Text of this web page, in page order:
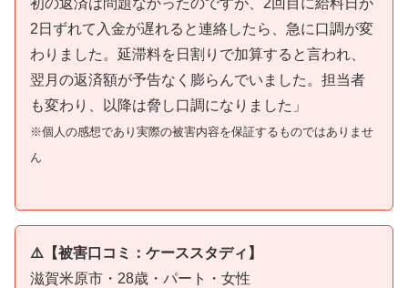
2日ずれて入金が遅れると連絡したら、急に口調が変
わりました。延滞料を日割りで加算すると言われ、
翌月の返済額が予告なく膨らんでいました。担当者
も変わり、以降は脅し口調になりました」
※個人の感想であり実際の被害内容を保証するものではありませ
ん
⚠️【被害口コミ：ケーススタディ】
滋賀米原市・28歳・パート・女性